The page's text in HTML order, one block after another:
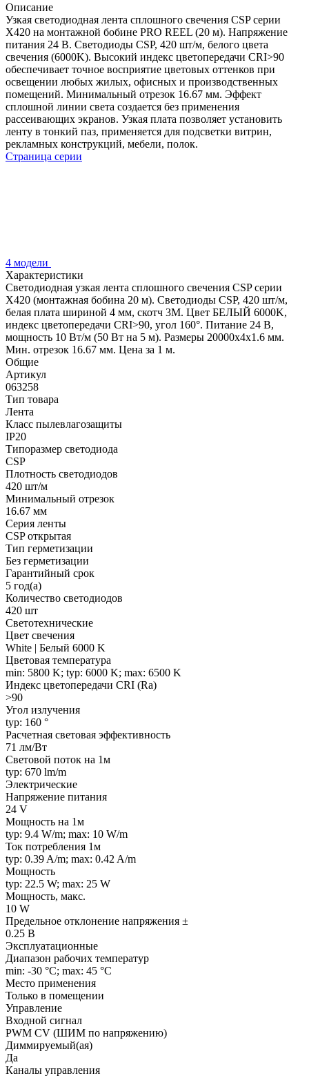
Описание
Узкая светодиодная лента сплошного свечения CSP серии
X420 на монтажной бобине PRO REEL (20 м). Напряжение
питания 24 В. Светодиоды CSP, 420 шт/м, белого цвета
свечения (6000K). Высокий индекс цветопередачи CRI>90
обеспечивает точное восприятие цветовых оттенков при
освещении любых жилых, офисных и производственных
помещений. Минимальный отрезок 16.67 мм. Эффект
сплошной линии света создается без применения
рассеивающих экранов. Узкая плата позволяет установить
ленту в тонкий паз, применяется для подсветки витрин,
рекламных конструкций, мебели, полок.
Страница серии
4 модели
Характеристики
Светодиодная узкая лента сплошного свечения CSP серии
X420 (монтажная бобина 20 м). Светодиоды CSP, 420 шт/м,
белая плата шириной 4 мм, скотч 3M. Цвет БЕЛЫЙ 6000K,
индекс цветопередачи CRI>90, угол 160°. Питание 24 В,
мощность 10 Вт/м (50 Вт на 5 м). Размеры 20000х4х1.6 мм.
Мин. отрезок 16.67 мм. Цена за 1 м.
Общие
Артикул
063258
Тип товара
Лента
Класс пылевлагозащиты
IP20
Типоразмер светодиода
CSP
Плотность светодиодов
420 шт/м
Минимальный отрезок
16.67 мм
Серия ленты
CSP открытая
Тип герметизации
Без герметизации
Гарантийный срок
5 год(а)
Количество светодиодов
420 шт
Светотехнические
Цвет свечения
White | Белый 6000 K
Цветовая температура
min: 5800 K; typ: 6000 K; max: 6500 K
Индекс цветопередачи CRI (Ra)
>90
Угол излучения
typ: 160 °
Расчетная световая эффективность
71 лм/Вт
Световой поток на 1м
typ: 670 lm/m
Электрические
Напряжение питания
24 V
Мощность на 1м
typ: 9.4 W/m; max: 10 W/m
Ток потребления 1м
typ: 0.39 A/m; max: 0.42 A/m
Мощность
typ: 22.5 W; max: 25 W
Мощность, макс.
10 W
Предельное отклонение напряжения ±
0.25 В
Эксплуатационные
Диапазон рабочих температур
min: -30 °C; max: 45 °C
Место применения
Только в помещении
Управление
Входной сигнал
PWM СV (ШИМ по напряжению)
Диммируемый(ая)
Да
Каналы управления